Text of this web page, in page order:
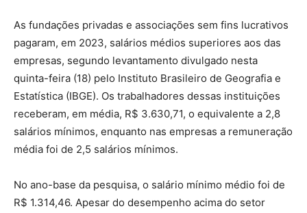
As fundações privadas e associações sem fins lucrativos
pagaram, em 2023, salários médios superiores aos das
empresas, segundo levantamento divulgado nesta
quinta-feira (18) pelo Instituto Brasileiro de Geografia e
Estatística (IBGE). Os trabalhadores dessas instituições
receberam, em média, R$ 3.630,71, o equivalente a 2,8
salários mínimos, enquanto nas empresas a remuneração
média foi de 2,5 salários mínimos.
No ano-base da pesquisa, o salário mínimo médio foi de
R$ 1.314,46. Apesar do desempenho acima do setor